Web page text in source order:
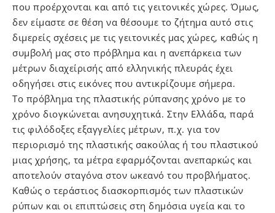
που προέρχονται και από τις γειτονικές χώρες. Όμως,
δεν είμαστε σε θέση να θέσουμε το ζήτημα αυτό στις
διμερείς σχέσεις με τις γειτονικές μας χώρες, καθώς η
συμβολή μας στο πρόβλημα και η ανεπάρκεια των
μέτρων διαχείρισής από ελληνικής πλευράς έχει
οδηγήσει στις εικόνες που αντικρίζουμε σήμερα.
Το πρόβλημα της πλαστικής ρύπανσης χρόνο με το
χρόνο διογκώνεται ανησυχητικά. Στην Ελλάδα, παρά
τις φιλόδοξες εξαγγελίες μέτρων, π.χ. για τον
περιορισμό της πλαστικής σακούλας ή του πλαστικού
μιας χρήσης, τα μέτρα εφαρμόζονται ανεπαρκώς και
αποτελούν σταγόνα στον ωκεανό του προβλήματος.
Καθώς ο τεράστιος διασκορπισμός των πλαστικών
ρύπων και οι επιπτώσεις στη δημόσια υγεία και το